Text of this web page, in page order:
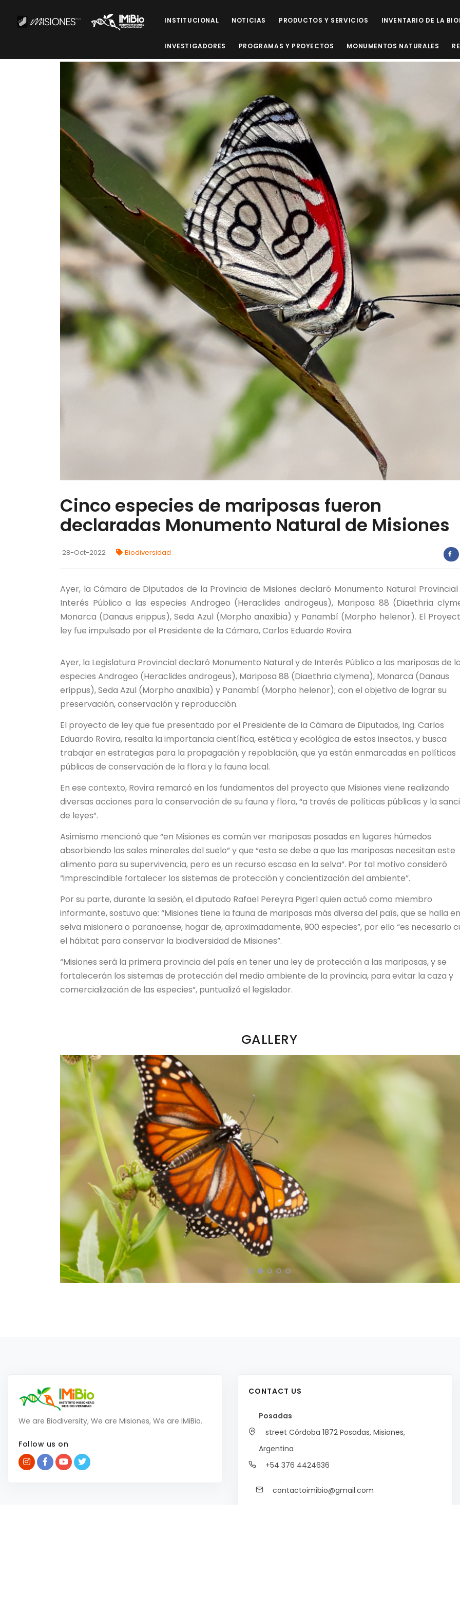
INSTITUCIONAL NOTICIAS PRODUCTOS Y SERVICIOS INVENTARIO DE LA
INVESTIGADORES PROGRAMAS Y PROYECTOS MONUMENTOS NATURALES
Cinco especies de mariposas fueron
declaradas Monumento Natural de Misiones
28-Oct-2022 Biodiversidad
Ayer, la Cámara de Diputados de la Provincia de Misiones declaró Monumento Natural
Interés Público a las especies Androgeo (Heraclides androgeus), Mariposa 88 (Diaethria
Monarca (Danaus erippus), Seda Azul (Morpho anaxibia) y Panambí (Morpho helenor). El
ley fue impulsado por el Presidente de la Cámara, Carlos Eduardo Rovira.
Ayer, la Legislatura Provincial declaró Monumento Natural y de Interés Público a las mariposas de
especies Androgeo (Heraclides androgeus), Mariposa 88 (Diaethria clymena), Monarca (Danaus
erippus), Seda Azul (Morpho anaxibia) y Panambí (Morpho helenor); con el objetivo de lograr su
preservación, conservación y reproducción.
El proyecto de ley que fue presentado por el Presidente de la Cámara de Diputados, Ing. Carlos
Eduardo Rovira, resalta la importancia científica, estética y ecológica de estos insectos, y busca
trabajar en estrategias para la propagación y repoblación, que ya están enmarcadas en políticas
públicas de conservación de la flora y la fauna local.
En ese contexto, Rovira remarcó en los fundamentos del proyecto que Misiones viene realizando
diversas acciones para la conservación de su fauna y flora, “a través de políticas públicas y la
de leyes”.
Asimismo mencionó que “en Misiones es común ver mariposas posadas en lugares húmedos
absorbiendo las sales minerales del suelo” y que “esto se debe a que las mariposas necesitan este
alimento para su supervivencia, pero es un recurso escaso en la selva”. Por tal motivo consideró
“imprescindible fortalecer los sistemas de protección y concientización del ambiente”.
Por su parte, durante la sesión, el diputado Rafael Pereyra Pigerl quien actuó como miembro
informante, sostuvo que: “Misiones tiene la fauna de mariposas más diversa del país, que se halla
selva misionera o paranaense, hogar de, aproximadamente, 900 especies”, por ello “es necesario
el hábitat para conservar la biodiversidad de Misiones”.
“Misiones será la primera provincia del país en tener una ley de protección a las mariposas, y se
fortalecerán los sistemas de protección del medio ambiente de la provincia, para evitar la caza y
comercialización de las especies”, puntualizó el legislador.
GALLERY
We are Biodiversity, We are Misiones, We are IMiBio.
Follow us on
CONTACT US
Posadas
street Córdoba 1872 Posadas, Misiones,
Argentina
+54 376 4424636
contactoimibio@gmail.com